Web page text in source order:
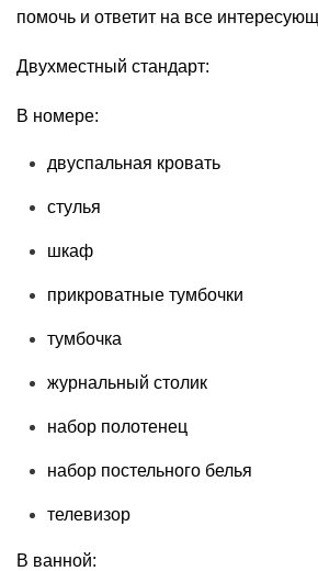
помочь и ответит на все
Двухместный стандарт:
В номере:
двуспальная кровать
стулья
шкаф
прикроватные тумбочки
тумбочка
журнальный столик
набор полотенец
набор постельного белья
телевизор
В ванной: